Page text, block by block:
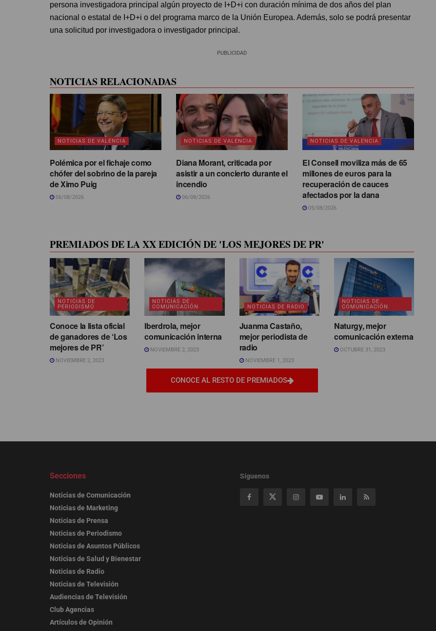
persona investigadora principal algún proyecto de I+D+i con duración mínima de dos años del plan
nacional o estatal de I+D+i o del programa marco de la Unión Europea. Además, solo se podrá presentar
una solicitud por investigadora o investigador principal.
PUBLICIDAD
NOTICIAS RELACIONADAS
NOTICIAS DE VALENCIA
Polémica por el fichaje como
chófer del sobrino de la pareja
de Ximo Puig
06/08/2026
NOTICIAS DE VALENCIA
Diana Morant, criticada por
asistir a un concierto durante el
incendio
06/08/2026
NOTICIAS DE VALENCIA
El Consell moviliza más de 65
millones de euros para la
recuperación de cauces
afectados por la dana
05/08/2026
PREMIADOS DE LA XX EDICIÓN DE 'LOS MEJORES DE PR'
NOTICIAS DE
PERIODISMO
Conoce la lista oficial
de ganadores de ‘Los
mejores de PR’
NOVIEMBRE 2, 2023
NOTICIAS DE
COMUNICACIÓN
Iberdrola, mejor
comunicación interna
NOVIEMBRE 2, 2023
NOTICIAS DE RADIO
Juanma Castaño,
mejor periodista de
radio
NOVIEMBRE 1, 2023
NOTICIAS DE
COMUNICACIÓN
Naturgy, mejor
comunicación externa
OCTUBRE 31, 2023
CONOCE AL RESTO DE PREMIADOS
Secciones
Noticias de Comunicación
Noticias de Marketing
Noticias de Prensa
Noticias de Periodismo
Noticias de Asuntos Públicos
Noticias de Salud y Bienestar
Noticias de Radio
Noticias de Televisión
Audiencias de Televisión
Club Agencias
Artículos de Opinión
Síguenos